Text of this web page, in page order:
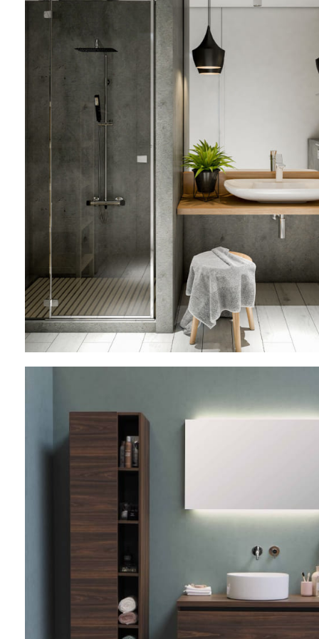
Con Correa Cruzada
Con Correa en T
Con Cuña
Con Lazo en Dedo
De Piel
Deportiva
Destalonada
Botas
Flats Planas
Mary Jane
Zapato con Cintas
Zapato para Caminar
Zapato Deportivo
12 Nov - 22 Nov
Read more
23 Oct - 12 Nov
Read more